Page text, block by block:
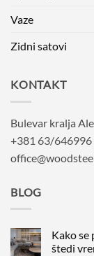
Vaze
Zidni satovi
KONTAKT
Bulevar kralja
+381 63/646996
BLOG
Kako se
štedi